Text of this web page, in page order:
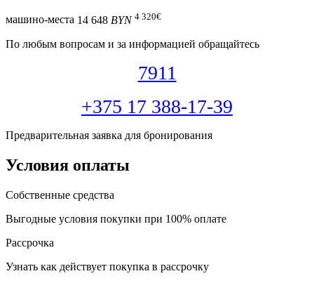
машино-места 14 648 BYN 4 320€
По любым вопросам и за информацией обращайтесь
7911
+375 17 388-17-39
Предварительная заявка для бронирования
Условия оплаты
Собственные средства
Выгодные условия покупки при 100% оплате
Рассрочка
Узнать как действует покупка в рассрочку